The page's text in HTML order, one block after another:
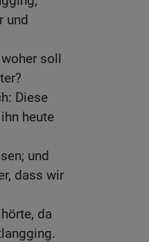
und
soll
Diese
heute
und
dass wir
da